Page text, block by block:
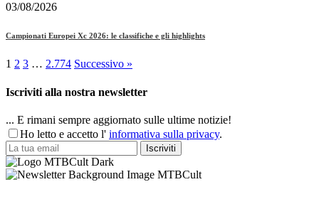
03/08/2026
Campionati Europei Xc 2026: le classifiche e gli highlights
1 2 3 … 2.774 Successivo »
Iscriviti alla nostra newsletter
... E rimani sempre aggiornato sulle ultime notizie!
Ho letto e accetto l' informativa sulla privacy.